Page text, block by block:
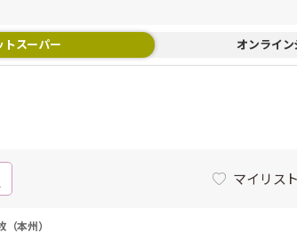
トスーパー オンライ
マイリスト
本州）